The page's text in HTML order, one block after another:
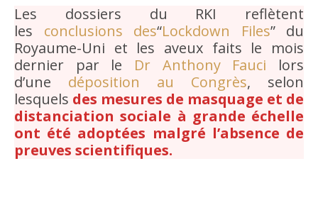
Les dossiers du RKI reflètent
les conclusions des“Lockdown Files” du
Royaume-Uni et les aveux faits le mois
dernier par le Dr Anthony Fauci lors
d’une déposition au Congrès, selon
lesquels des mesures de masquage et de
distanciation sociale à grande échelle
ont été adoptées malgré l’absence de
preuves scientifiques.